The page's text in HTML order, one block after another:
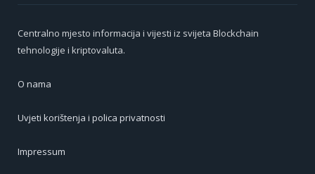
Centralno mjesto informacija i vijesti iz svijeta Blockchain
tehnologije i kriptovaluta.
O nama
Uvjeti korištenja i polica privatnosti
Impressum